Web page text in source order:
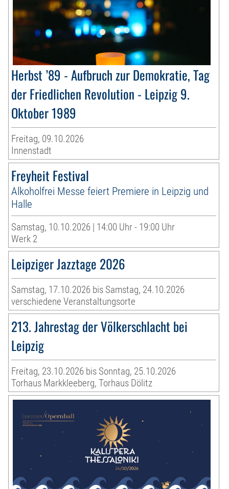
Herbst ’89 - Aufbruch zur Demokratie, Tag
der Friedlichen Revolution - Leipzig 9.
Oktober 1989
Freitag, 09.10.2026
Innenstadt
Freyheit Festival
Alkoholfrei Messe feiert Premiere in Leipzig und
Halle
Samstag, 10.10.2026 | 14:00 Uhr - 19:00 Uhr
Werk 2
Leipziger Jazztage 2026
Samstag, 17.10.2026 bis Samstag, 24.10.2026
verschiedene Veranstaltungsorte
213. Jahrestag der Völkerschlacht bei
Leipzig
Freitag, 23.10.2026 bis Sonntag, 25.10.2026
Torhaus Markkleeberg, Torhaus Dölitz